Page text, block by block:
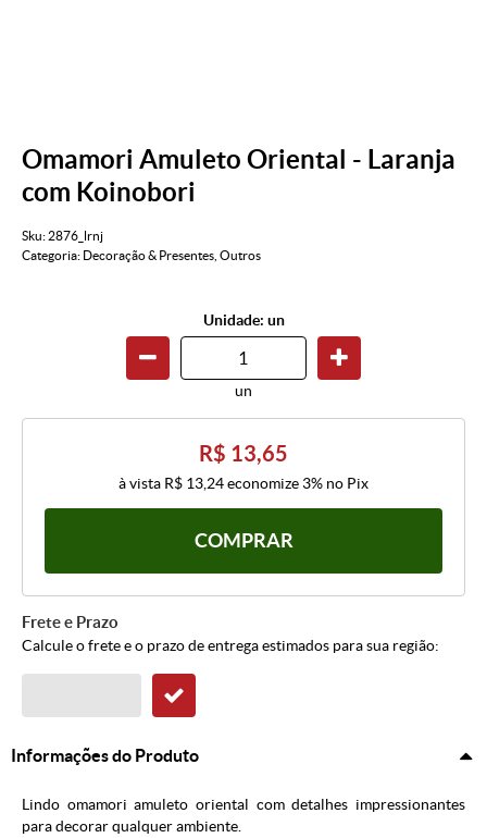
Omamori Amuleto Oriental - Laranja
com Koinobori
Sku: 2876_lrnj
Categoria: Decoração & Presentes Outros
Unidade: un
un
R$ 13,65
à vista R$ 13,24economize 3% no Pix
COMPRAR
Frete e Prazo
Calcule o frete e o prazo de entrega estimados para sua região:
Informações do Produto
Lindo omamori amuleto oriental com detalhes impressionantes
para decorar qualquer ambiente.